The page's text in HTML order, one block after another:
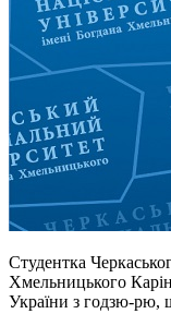
Студентка
Хмельницького
України з годзю-рю,